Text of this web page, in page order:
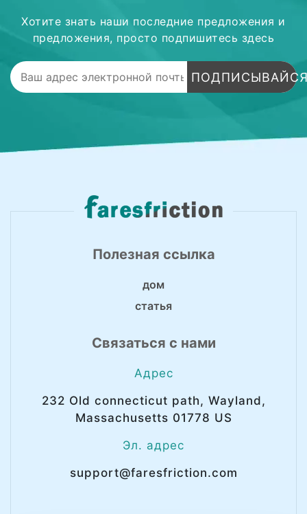
Хотите знать наши последние предложения и
предложения, просто подпишитесь здесь
Полезная ссылка
дом
статья
Связаться с нами
Адрес
232 Old connecticut path, Wayland,
Massachusetts 01778 US
Эл. адрес
support@faresfriction.com